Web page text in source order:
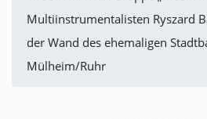
Multiinstrumentalisten Ryszard
der Wand des ehemaligen
Mülheim/Ruhr